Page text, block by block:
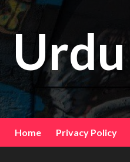
Home Privacy Policy